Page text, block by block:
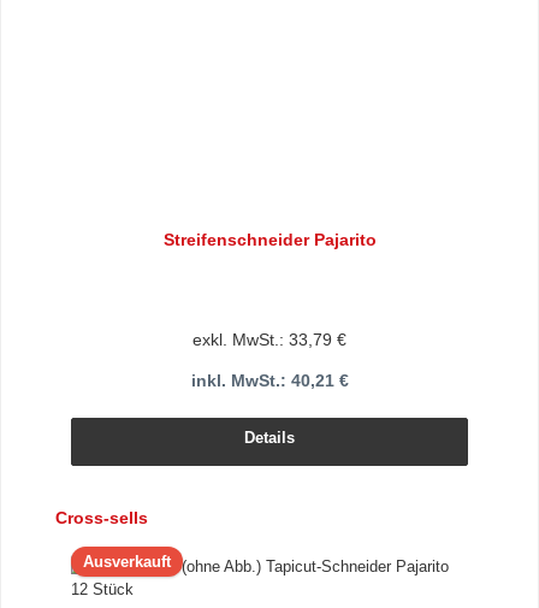
Streifenschneider Pajarito
exkl. MwSt.: 33,79 €
inkl. MwSt.: 40,21 €
Details
Produktgalerie überspringen
Cross-sells
Ausverkauft